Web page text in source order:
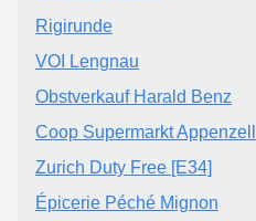
Rigirunde
VOI Lengnau
Obstverkauf Harald Benz
Coop Supermarkt Appenzell
Zurich Duty Free [E34]
Épicerie Péché Mignon